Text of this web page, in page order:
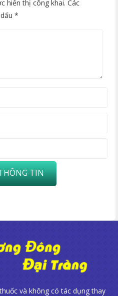
hiển thị công khai. Các
*
TIN
và không có tác dụng thay